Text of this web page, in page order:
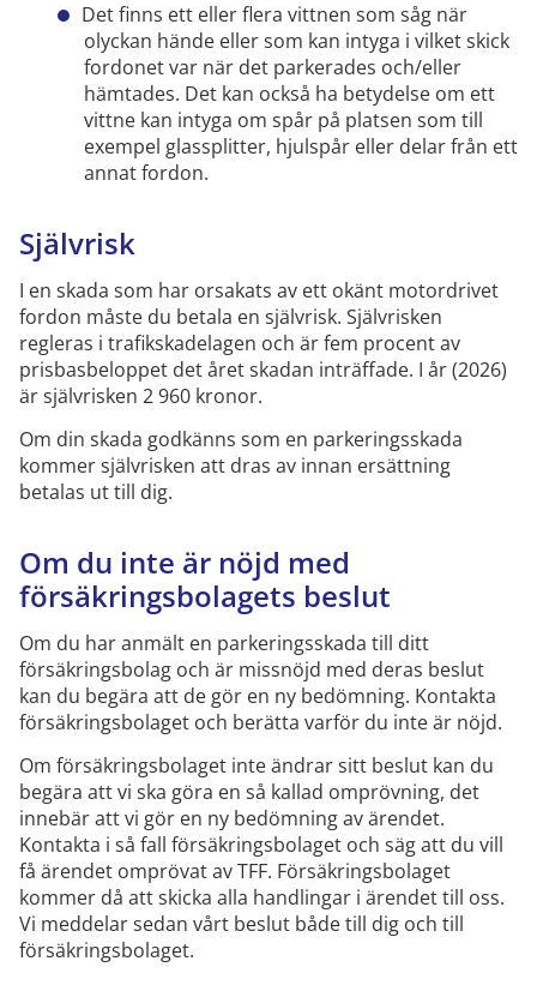
Det finns ett eller flera vittnen som såg när
olyckan hände eller som kan intyga i vilket skick
fordonet var när det parkerades och/eller
hämtades. Det kan också ha betydelse om ett
vittne kan intyga om spår på platsen som till
exempel glassplitter, hjulspår eller delar från ett
annat fordon.
Självrisk
I en skada som har orsakats av ett okänt motordrivet
fordon måste du betala en självrisk. Självrisken
regleras i trafikskadelagen och är fem procent av
prisbasbeloppet det året skadan inträffade. I år (2026)
är självrisken 2 960 kronor.
Om din skada godkänns som en parkeringsskada
kommer självrisken att dras av innan ersättning
betalas uttill dig.
Om du inte är nöjd med
försäkringsbolagets beslut
Om du har anmält en parkeringsskada till ditt
försäkringsbolag och är missnöjd med deras beslut
kan du begära att de gör en ny bedömning. Kontakta
försäkringsbolaget och berätta varför du inte är nöjd.
Om försäkringsbolaget inte ändrar sitt beslut kan du
begära att vi ska göra en så kallad omprövning, det
innebär att vi gör en ny bedömning av ärendet.
Kontakta i så fall försäkringsbolaget och säg att du vill
få ärendet omprövat av TFF. Försäkringsbolaget
kommer då att skicka alla handlingar i ärendet till oss.
Vi meddelar sedan vårt beslut både till dig och till
försäkringsbolaget.